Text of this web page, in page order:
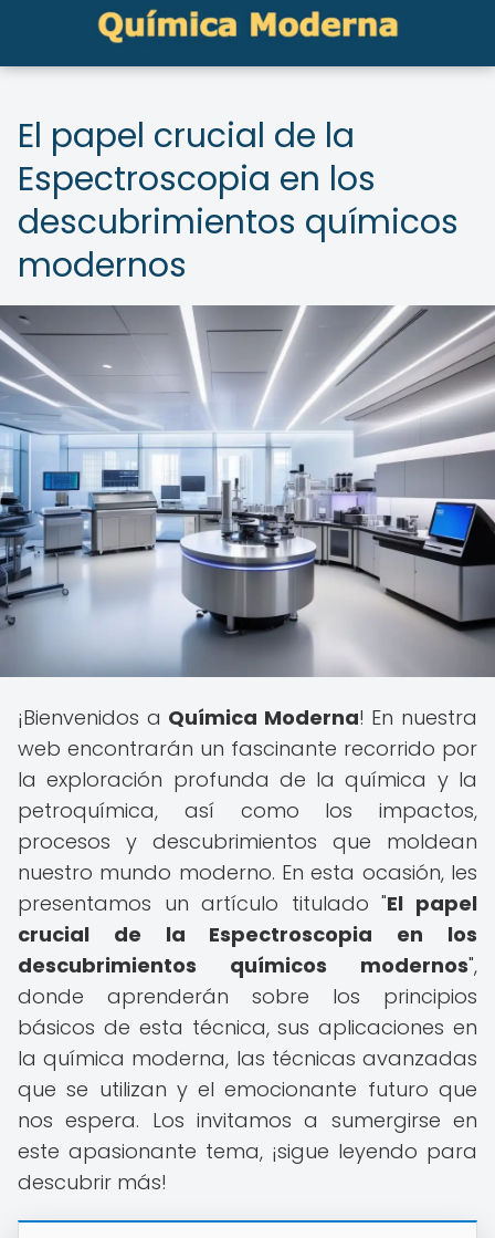
El papel crucial de la
Espectroscopia en los
descubrimientos químicos
modernos
¡Bienvenidos a Química Moderna! En nuestra
web encontrarán un fascinante recorrido por
la exploración profunda de la química y la
petroquímica, así como los impactos,
procesos y descubrimientos que moldean
nuestro mundo moderno. En esta ocasión, les
presentamos un artículo titulado "El papel
crucial de la Espectroscopia en los
descubrimientos químicos modernos",
donde aprenderán sobre los principios
básicos de esta técnica, sus aplicaciones en
la química moderna, las técnicas avanzadas
que se utilizan y el emocionante futuro que
nos espera. Los invitamos a sumergirse en
este apasionante tema, ¡sigue leyendo para
descubrir más!